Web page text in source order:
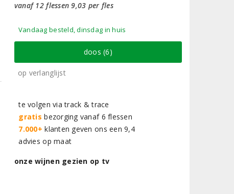
vanaf 12 flessen 9,03 per fles
Vandaag besteld, dinsdag in huis
doos (6)
op verlanglijst
te volgen via track & trace
gratis bezorging vanaf 6 flessen
7.000+ klanten geven ons een 9,4
advies op maat
onze wijnen gezien op tv